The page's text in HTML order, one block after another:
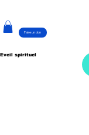
Faire un don
Eveil spirituel